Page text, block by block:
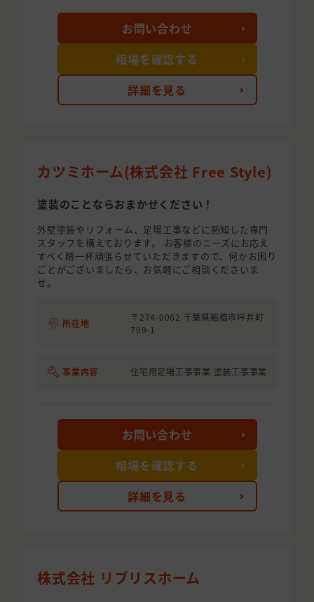
詳細を見る
お問い合わせ
相場を確認する
カツミホーム(株式会社 Free Style)
塗装のことならおまかせください！
外壁塗装やリフォーム、足場工事などに熟知した専門
スタッフを構えております。 お客様のニーズにお応え
すべく精一杯頑張らせていただきますので、何かお困り
ごとがございましたら、お気軽にご相談くださいま
せ。
所在地
〒274-0062 千葉県船橋市坪井町
799-1
事業内容 住宅用足場工事事業 塗装工事事業
詳細を見る
お問い合わせ
相場を確認する
株式会社 リブリスホーム